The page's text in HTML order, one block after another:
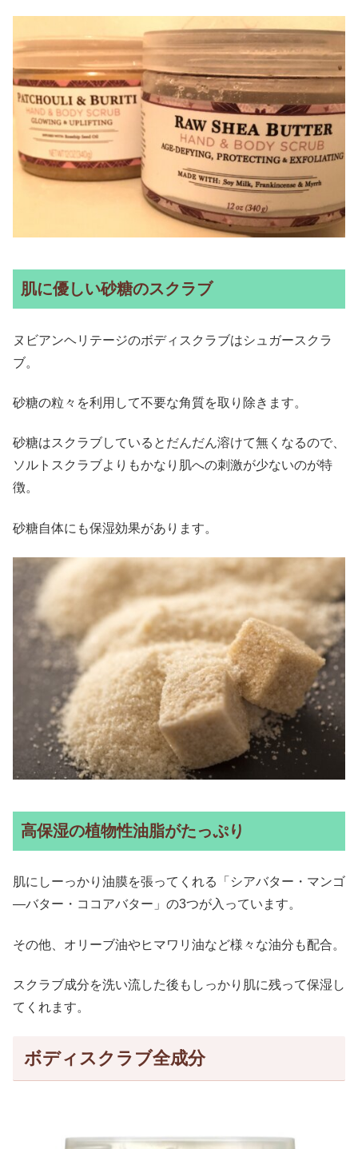
肌に優しい砂糖のスクラブ
ヌビアンヘリテージのボディスクラブはシュガースクラ
ブ。
砂糖の粒々を利用して不要な角質を取り除きます。
砂糖はスクラブしているとだんだん溶けて無くなるので、
ソルトスクラブよりもかなり肌への刺激が少ないのが特
徴。
砂糖自体にも保湿効果があります。
高保湿の植物性油脂がたっぷり
肌にしーっかり油膜を張ってくれる「シアバター・マンゴ
―バター・ココアバター」の3つが入っています。
その他、オリーブ油やヒマワリ油など様々な油分も配合。
スクラブ成分を洗い流した後もしっかり肌に残って保湿し
てくれます。
ボディスクラブ全成分